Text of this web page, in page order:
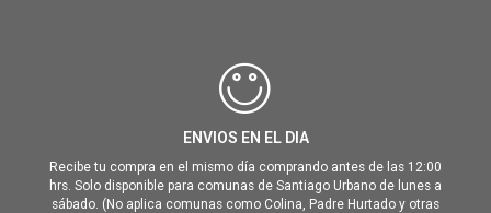
ENVIOS EN EL DIA
Recibe tu compra en el mismo día comprando antes de las 12:00
hrs. Solo disponible para comunas de Santiago Urbano de lunes a
sábado. (No aplica comunas como Colina, Padre Hurtado y otras